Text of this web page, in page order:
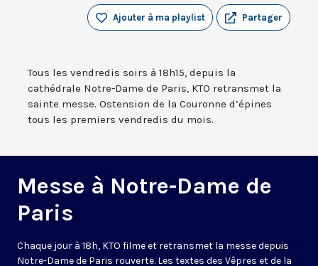
Partager
Ajouter à ma playlist
Tous les vendredis soirs à 18h15, depuis la
cathédrale Notre-Dame de Paris, KTO retransmet la
sainte messe. Ostension de la Couronne d’épines
tous les premiers vendredis du mois.
Messe à Notre-Dame de
Paris
Chaque jour à 18h, KTO filme et retransmet la messe depuis
Notre-Dame de Paris rouverte. Les textes des Vêpres et de la